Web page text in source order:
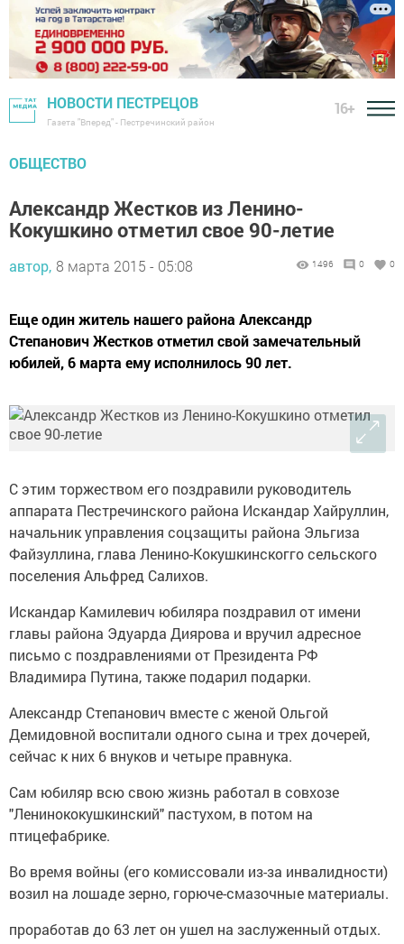
НОВОСТИ ПЕСТРЕЦОВ
Газета "Вперед" - Пестречинский район
16+
ОБЩЕСТВО
Александр Жестков из Ленино-
Кокушкино отметил свое 90-летие
автор, 8 марта 2015 - 05:08 1496 0 0
Еще один житель нашего района Александр
Степанович Жестков отметил свой замечательный
юбилей, 6 марта ему исполнилось 90 лет.
С этим торжеством его поздравили руководитель
аппарата Пестречинского района Искандар Хайруллин,
начальник управления соцзащиты района Эльгиза
Файзуллина, глава Ленино-Кокушкинскогго сельского
поселения Альфред Салихов.
Искандар Камилевич юбиляра поздравил от имени
главы района Эдуарда Диярова и вручил адресное
письмо с поздравлениями от Президента РФ
Владимира Путина, также подарил подарки.
Александр Степанович вместе с женой Ольгой
Демидовной воспитали одного сына и трех дочерей,
сейчас к них 6 внуков и четыре правнука.
Сам юбиляр всю свою жизнь работал в совхозе
"Ленинококушкинский" пастухом, в потом на
птицефабрике.
Во время войны (его комиссовали из-за инвалидности)
возил на лошаде зерно, горюче-смазочные материалы.
проработав до 63 лет он ушел на заслуженный отдых.